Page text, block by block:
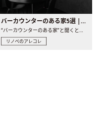
バーカウンターのある家5選 | 日常に馴染む“距離の近い”キッチンとは
リノベのアレコレ